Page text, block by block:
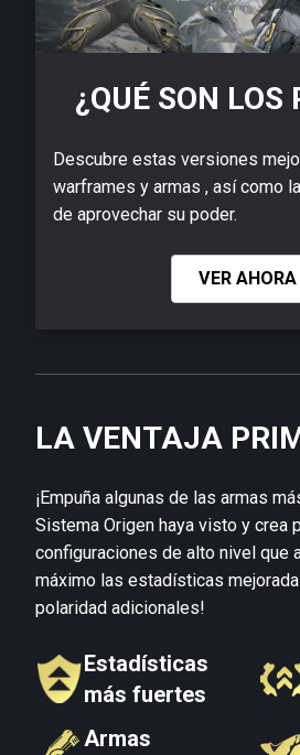
¿QUÉ SON LOS
Descubre estas versiones
warframes y armas , así como
de aprovechar su poder.
VER AHORA
LA VENTAJA
¡Empuña algunas de las armas
Sistema Origen haya visto y crea
configuraciones de alto nivel que
máximo las estadísticas
polaridad adicionales!
Estadísticas
más fuertes
Armas